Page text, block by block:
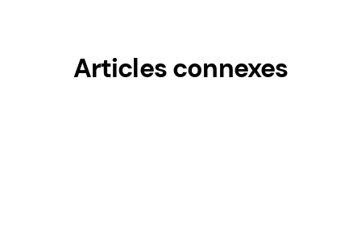
Articles connexes